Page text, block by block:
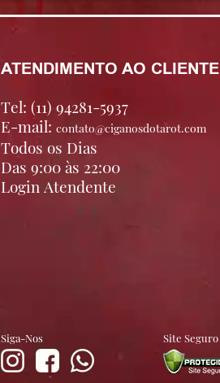
ATENDIMENTO AO CLIENTE
Tel: (11) 94281-5937
E-mail: contato@ciganosdotarot.com
Todos os Dias
Das 9:00 às 22:00
Login Atendente
Siga-Nos Site Seguro